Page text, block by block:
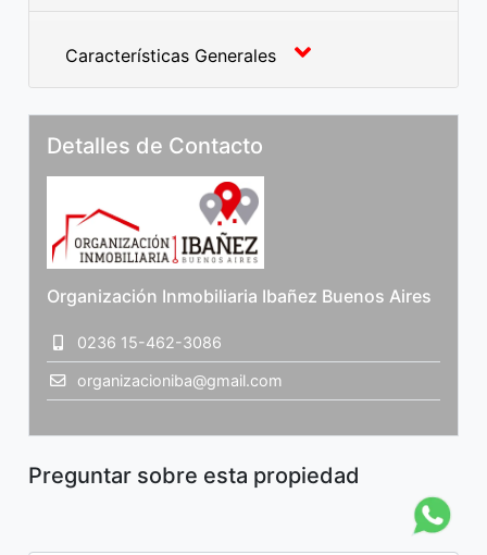
Características Generales
Detalles de Contacto
Organización Inmobiliaria Ibañez Buenos Aires
0236 15-462-3086
organizacioniba@gmail.com
Preguntar sobre esta propiedad